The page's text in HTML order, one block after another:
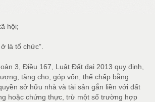
hội;
là tổ chức”.
3, Điều 167, Luật Đất đai 2013 quy định,
tặng cho, góp vốn, thế chấp bằng
sở hữu nhà và tài sản gắn liền với đất
hoặc chứng thực, trừ một số trường hợp